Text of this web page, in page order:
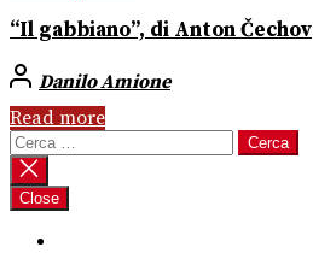
“Il gabbiano”, di Anton Čechov
Danilo Amione
Read more
Ricerca
per:
Close